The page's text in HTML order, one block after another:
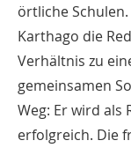
örtliche
Karthago die
Verhältnis zu
gemeinsamen
Weg: Er wird als
erfolgreich. Die